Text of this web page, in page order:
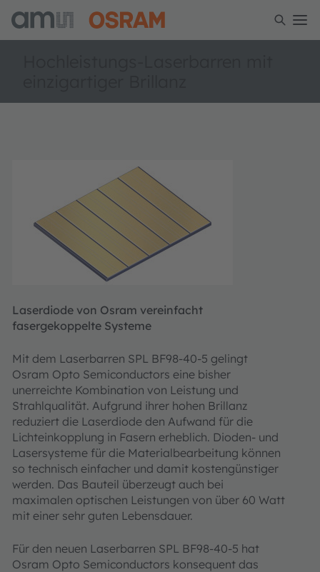
Laserdiode von Osram vereinfacht
fasergekoppelte Systeme
Mit dem Laserbarren SPL BF98-40-5 gelingt
Osram Opto Semiconductors eine bisher
unerreichte Kombination von Leistung und
Strahlqualität. Aufgrund ihrer hohen Brillanz
reduziert die Laserdiode den Aufwand für die
Lichteinkopplung in Fasern erheblich. Dioden- und
Lasersysteme für die Materialbearbeitung können
so technisch einfacher und damit kostengünstiger
werden. Das Bauteil überzeugt auch bei
maximalen optischen Leistungen von über 60 Watt
mit einer sehr guten Lebensdauer.
Für den neuen Laserbarren SPL BF98-40-5 hat
Osram Opto Semiconductors konsequent das